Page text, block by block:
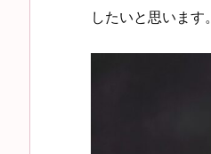
したいと思います。